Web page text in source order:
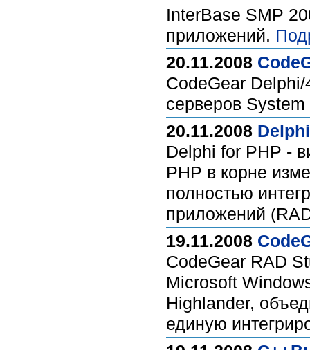
InterBase SMP
приложений.
20.11.2008
CodeGear
серверов
20.11.2008
Delphi for PHP -
PHP в корне
полностью
приложений
19.11.2008
CodeGear RAD
Microsoft
Highlander,
единую